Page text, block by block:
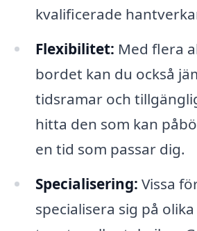
kvalificerade
Flexibilitet: Med flera
bordet kan du också
tidsramar och
hitta den som kan
en tid som passar dig.
Specialisering: Vissa
specialisera sig på